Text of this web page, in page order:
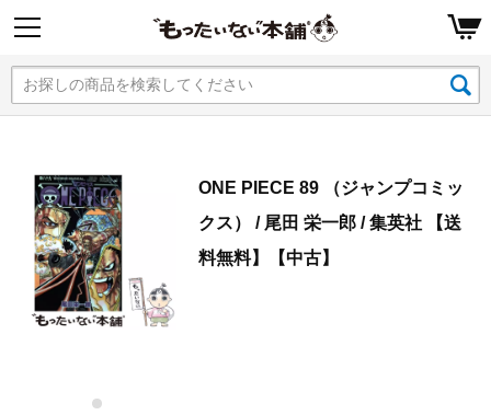
ONE PIECE 89 （ジャンプコミッ
クス） / 尾田 栄一郎 / 集英社 【送
料無料】【中古】